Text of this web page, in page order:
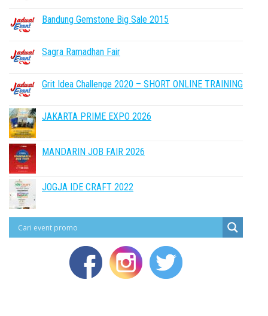
Bandung Gemstone Big Sale 2015
Sagra Ramadhan Fair
Grit Idea Challenge 2020 – SHORT ONLINE TRAINING
JAKARTA PRIME EXPO 2026
MANDARIN JOB FAIR 2026
JOGJA IDE CRAFT 2022